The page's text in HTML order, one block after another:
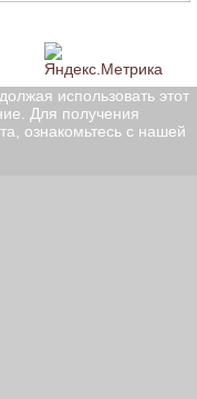
использовать этот
Для получения
ознакомьтесь с нашей